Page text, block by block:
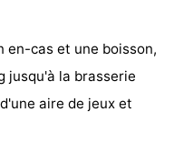
en-cas et une boisson,
jusqu'à la brasserie
aire de jeux et